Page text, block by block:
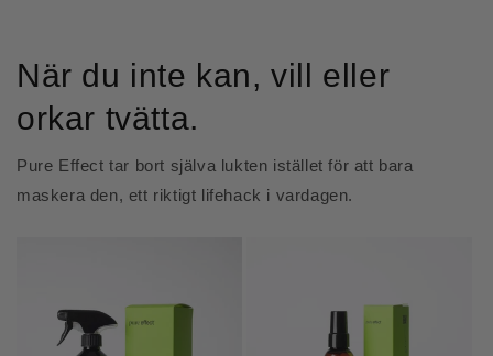
När du inte kan, vill eller
orkar tvätta.
Pure Effect tar bort själva lukten istället för att bara
maskera den, ett riktigt lifehack i vardagen.